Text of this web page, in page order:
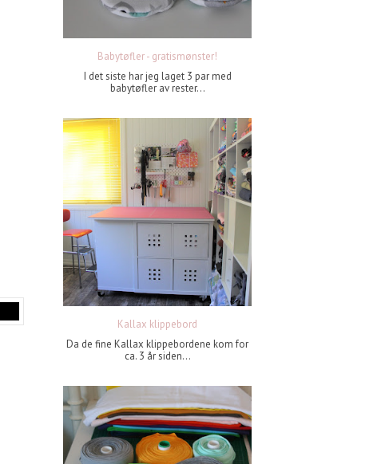
Babytøfler - gratismønster!
I det siste har jeg laget 3 par med
babytøfler av rester...
Kallax klippebord
Da de fine Kallax klippebordene kom for
ca. 3 år siden...